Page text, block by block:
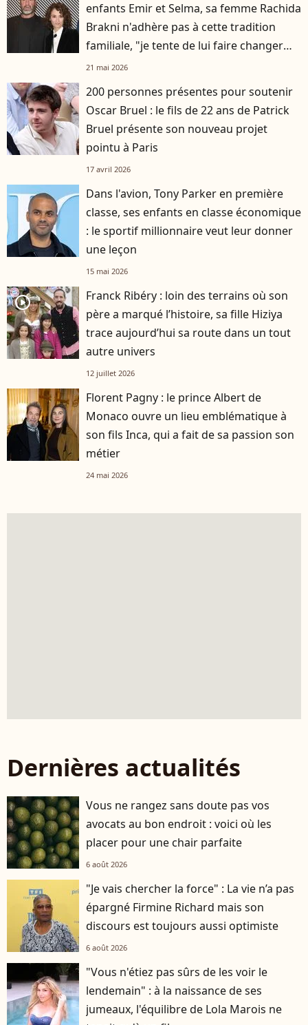
enfants Emir et Selma, sa femme Rachida
Brakni n'adhère pas à cette tradition
familiale, "je tente de lui faire changer
d'avis"
21 mai 2026
200 personnes présentes pour soutenir
Oscar Bruel : le fils de 22 ans de Patrick
Bruel présente son nouveau projet
pointu à Paris
17 avril 2026
Dans l'avion, Tony Parker en première
classe, ses enfants en classe économique
: le sportif millionnaire veut leur donner
une leçon
15 mai 2026
player2
Franck Ribéry : loin des terrains où son
père a marqué l’histoire, sa fille Hiziya
trace aujourd’hui sa route dans un tout
autre univers
12 juillet 2026
Florent Pagny : le prince Albert de
Monaco ouvre un lieu emblématique à
son fils Inca, qui a fait de sa passion son
métier
24 mai 2026
Dernières actualités
Vous ne rangez sans doute pas vos
avocats au bon endroit : voici où les
placer pour une chair parfaite
6 août 2026
"Je vais chercher la force" : La vie n’a pas
épargné Firmine Richard mais son
discours est toujours aussi optimiste
6 août 2026
"Vous n'étiez pas sûrs de les voir le
lendemain" : à la naissance de ses
jumeaux, l'équilibre de Lola Marois ne